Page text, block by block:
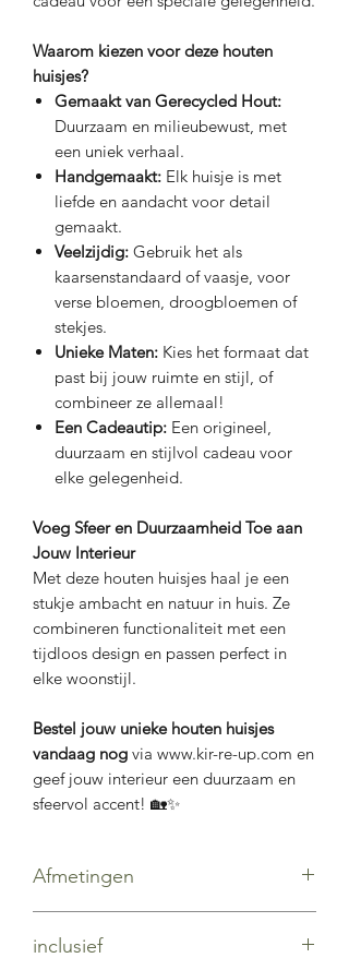
Waarom kiezen voor deze houten
huisjes?
Gemaakt van Gerecycled Hout:
Duurzaam en milieubewust, met
een uniek verhaal.
Handgemaakt: Elk huisje is met
liefde en aandacht voor detail
gemaakt.
Veelzijdig: Gebruik het als
kaarsenstandaard of vaasje, voor
verse bloemen, droogbloemen of
stekjes.
Unieke Maten: Kies het formaat dat
past bij jouw ruimte en stijl, of
combineer ze allemaal!
Een Cadeautip: Een origineel,
duurzaam en stijlvol cadeau voor
elke gelegenheid.
Voeg Sfeer en Duurzaamheid Toe aan
Jouw Interieur
Met deze houten huisjes haal je een
stukje ambacht en natuur in huis. Ze
combineren functionaliteit met een
tijdloos design en passen perfect in
elke woonstijl.
Bestel jouw unieke houten huisjes
vandaag nog via www.kir-re-up.com en
geef jouw interieur een duurzaam en
sfeervol accent! 🏡✨
Afmetingen
Groot lang: 14,5 x 8,5 x 3,5 cm (lxbxd)
inclusief